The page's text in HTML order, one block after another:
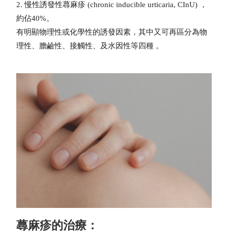
2. 慢性誘發性蕁麻疹 (chronic inducible urticaria, CInU) ，
約佔40%。
有明顯物理性或化學性的誘發因素，其中又可再區分為物
理性、膽鹼性、接觸性、及水因性等四種 。
蕁麻疹的治療：